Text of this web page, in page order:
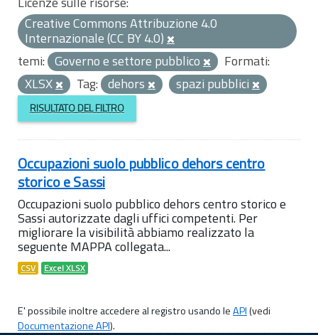
Creative Commons Attribuzione 4.0
Internazionale (CC BY 4.0)
temi: Governo e settore pubblico
Formati:
XLSX
Tag: dehors spazi pubblici
RISULTATO DEL FILTRO
Occupazioni suolo pubblico dehors centro
storico e Sassi
Occupazioni suolo pubblico dehors centro storico e
Sassi autorizzate dagli uffici competenti. Per
migliorare la visibilità abbiamo realizzato la
seguente MAPPA collegata...
CSV Excel XLSX
E' possibile inoltre accedere al registro usando leAPI(vedi
Documentazione API).